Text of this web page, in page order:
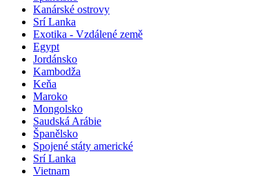
Kanárské ostrovy
Srí Lanka
Exotika - Vzdálené země
Egypt
Jordánsko
Kambodža
Keňa
Maroko
Mongolsko
Saudská Arábie
Španělsko
Spojené státy americké
Srí Lanka
Vietnam